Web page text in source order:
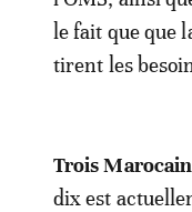
le fait que que
tirent les
Trois
dix est